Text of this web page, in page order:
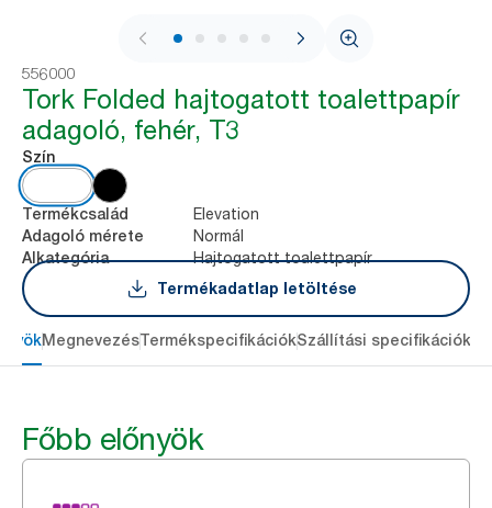
1 / 7
556000
Tork Folded hajtogatott toalettpapír
adagoló, fehér, T3
Szín
Termékcsalád Elevation
Adagoló mérete Normál
Alkategória
Hajtogatott toalettpapír
Termékadatlap letöltése
MegnevezésTermékspecifikációkSzállítási specifikációk
Főbb előnyök